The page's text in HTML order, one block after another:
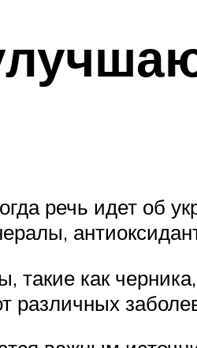
речь идет об
такие как
различных